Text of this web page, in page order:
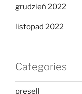
grudzień 2022
listopad 2022
Categories
presell